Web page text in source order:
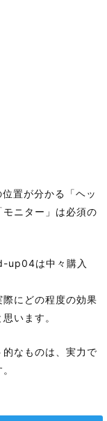
置が分かる「ヘッ
モニター」は必須の
up04は中々購入
にどの程度の効果
います。
なものは、実力で